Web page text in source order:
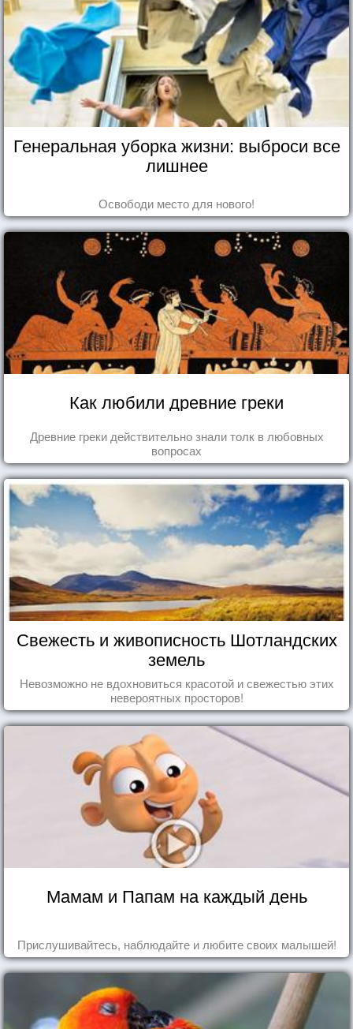
Генеральная уборка жизни: выброси все
лишнее
Освободи место для нового!
Как любили древние греки
Древние греки действительно знали толк в любовных
вопросах
Свежесть и живописность Шотландских
земель
Невозможно не вдохновиться красотой и свежестью этих
невероятных просторов!
Мамам и Папам на каждый день
Прислушивайтесь, наблюдайте и любите своих малышей!